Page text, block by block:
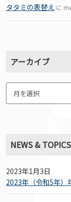
タタミの表替え に
アーカイブ
NEWS & TOPICS
2023年1月3日
2023年（令和5年）